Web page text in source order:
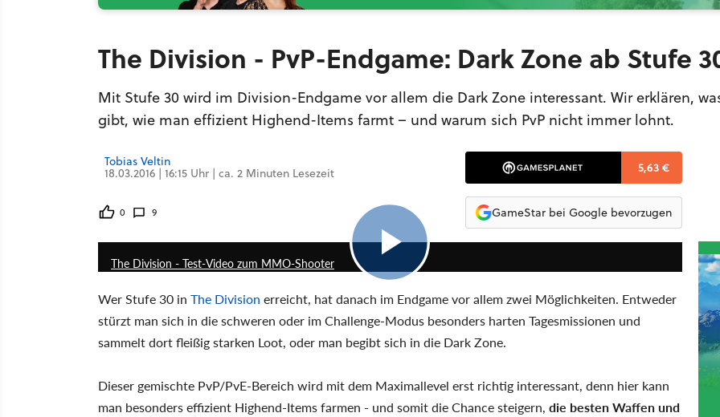
The Division - PvP-Endgame: Dark Zone ab Stufe
Mit Stufe 30 wird im Division-Endgame vor allem die Dark Zone interessant. Wir erklären,
gibt, wie man effizient Highend-Items farmt – und warum sich PvP nicht immer lohnt.
Tobias Veltin
18.03.2016 | 16:15 Uhr | ca. 2 Minuten Lesezeit
0 9
5,63 €
GameStar bei Google bevorzugen
7:52
The Division - Test-Video zum MMO-Shooter
Wer Stufe 30 in The Division erreicht, hat danach im Endgame vor allem zwei Möglichkeiten. Entweder
stürzt man sich in die schweren oder im Challenge-Modus besonders harten Tagesmissionen und
sammelt dort fleißig starken Loot, oder man begibt sich in die Dark Zone.
Dieser gemischte PvP/PvE-Bereich wird mit dem Maximallevel erst richtig interessant, denn hier kann
man besonders effizient Highend-Items farmen - und somit die Chance steigern, die besten Waffen und